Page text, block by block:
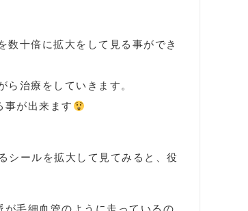
数十倍に拡大をして見る事ができ
治療をしていきます。
事が出来ます
シールを拡大して見てみると、役
毛細血管のように走っているの